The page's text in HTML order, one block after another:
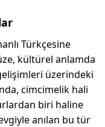
Türkçesine
kültürel anlamda
üzerindeki
cimcimelik hali
biri haline
anılan bu tür